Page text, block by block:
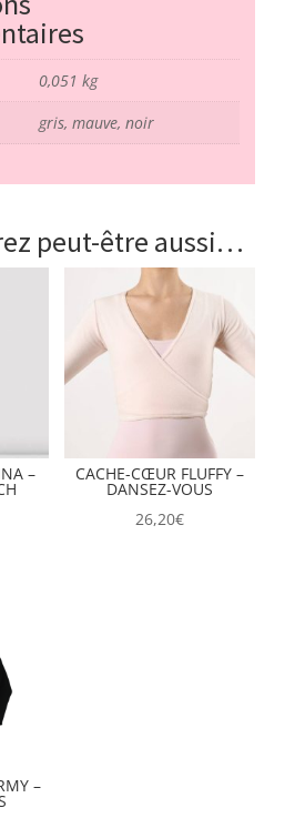
0,051 kg
gris, mauve, noir
peut-être aussi…
– CACHE-CŒUR FLUFFY –
DANSEZ-VOUS
26,20€
–